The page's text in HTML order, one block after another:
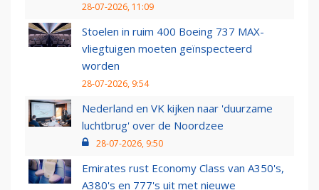
28-07-2026, 11:09
Stoelen in ruim 400 Boeing 737 MAX-
vliegtuigen moeten geïnspecteerd
worden
28-07-2026, 9:54
Nederland en VK kijken naar 'duurzame
luchtbrug' over de Noordzee
28-07-2026, 9:50
Emirates rust Economy Class van A350's,
A380's en 777's uit met nieuwe